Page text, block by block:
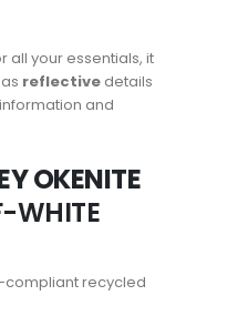
all your essentials, it
reflective details
and
OKENITE
WHITE
compliant recycled